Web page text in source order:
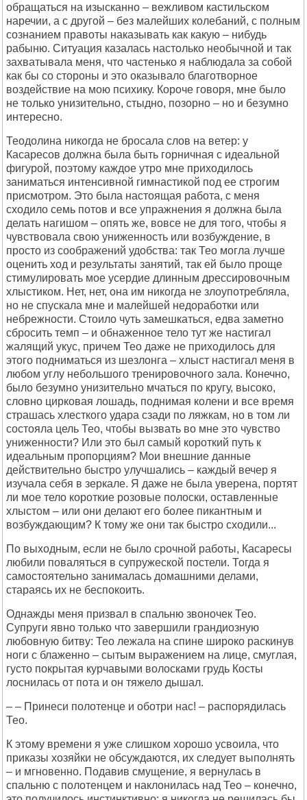
обращаться на изысканно – вежливом кастильском
наречии, а с другой – без малейших колебаний, с полным
сознанием правоты наказывать как какую – нибудь
рабыню. Ситуация казалась настолько необычной и так
захватывала меня, что частенько я наблюдала за собой
как бы со стороны и это оказывало благотворное
воздействие на мою психику. Короче говоря, мне было
не только унизительно, стыдно, позорно – но и безумно
интересно.
Теодолина никогда не бросала слов на ветер: у
Касаресов должна была быть горничная с идеальной
фигурой, поэтому каждое утро мне приходилось
заниматься интенсивной гимнастикой под ее строгим
присмотром. Это была настоящая работа, с меня
сходило семь потов и все упражнения я должна была
делать нагишом – опять же, вовсе не для того, чтобы я
чувствовала свою униженность или возбуждение, в
просто из соображений удобства: так Тео могла лучше
оценить ход и результаты занятий, так ей было проще
стимулировать мое усердие длинным дрессировочным
хлыстиком. Нет, нет, она им никогда не злоупотребляла,
но не спускала мне и малейшей недоработки или
небрежности. Стоило чуть замешкаться, едва заметно
сбросить темп – и обнаженное тело тут же настигал
жалящий укус, причем Тео даже не приходилось для
этого подниматься из шезлонга – хлыст настигал меня в
любом углу небольшого тренировочного зала. Конечно,
было безумно унизительно мчаться по кругу, высоко,
словно цирковая лошадь, поднимая колени и все время
страшась хлесткого удара сзади по ляжкам, но в том ли
состояла цель Тео, чтобы вызвать во мне это чувство
униженности? Или это был самый короткий путь к
идеальным пропорциям? Мои внешние данные
действительно быстро улучшались – каждый вечер я
изучала себя в зеркале. Я даже не была уверена, портят
ли мое тело короткие розовые полоски, оставленные
хлыстом – или они делают его более пикантным и
возбуждающим? К тому же они так быстро сходили...
По выходным, если не было срочной работы, Касаресы
любили поваляться в супружеской постели. Тогда я
самостоятельно занималась домашними делами,
стараясь их не беспокоить.
Однажды меня призвал в спальню звоночек Тео.
Супруги явно только что завершили грандиозную
любовную битву: Тео лежала на спине широко раскинув
ноги с блаженно – сытым выражением на лице, смуглая,
густо покрытая курчавыми волосками грудь Косты
лоснилась от пота и он тяжело дышал.
– – Принеси полотенце и оботри нас! – распорядилась
Тео.
К этому времени я уже слишком хорошо усвоила, что
приказы хозяйки не обсуждаются, их следует выполнять
– и мгновенно. Подавив смущение, я вернулась в
спальню с полотенцем и наклонилась над Тео – конечно,